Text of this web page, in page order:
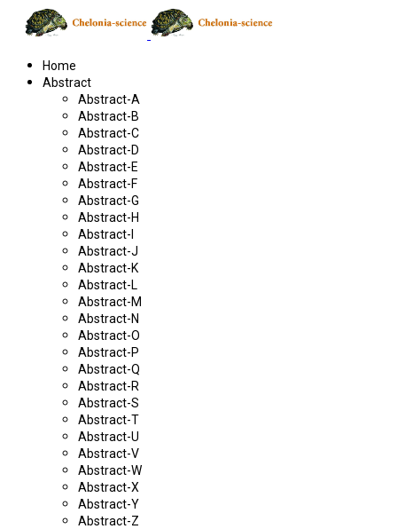
Home
Abstract
Abstract-A
Abstract-B
Abstract-C
Abstract-D
Abstract-E
Abstract-F
Abstract-G
Abstract-H
Abstract-I
Abstract-J
Abstract-K
Abstract-L
Abstract-M
Abstract-N
Abstract-O
Abstract-P
Abstract-Q
Abstract-R
Abstract-S
Abstract-T
Abstract-U
Abstract-V
Abstract-W
Abstract-X
Abstract-Y
Abstract-Z